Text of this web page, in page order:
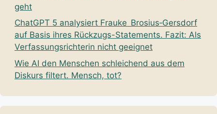
geht
ChatGPT 5 analysiert Frauke Brosius‑Gersdorf
auf Basis ihres Rückzugs-Statements. Fazit: Als
Verfassungsrichterin nicht geeignet
Wie AI den Menschen schleichend aus dem
Diskurs filtert. Mensch, tot?